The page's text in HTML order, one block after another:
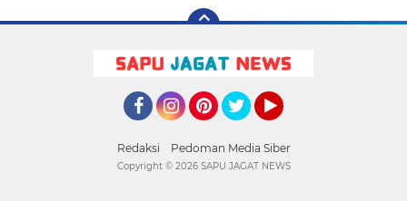
Redaksi Pedoman Media Siber
Copyright © 2026 SAPU JAGAT NEWS